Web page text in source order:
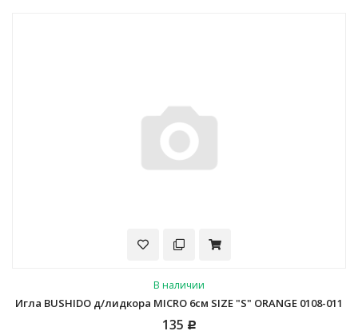
В наличии
Игла BUSHIDO д/лидкора MICRO 6см SIZE "S" ORANGE 0108-011
135 Р